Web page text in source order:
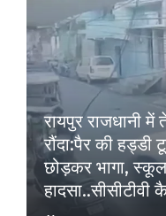
रायपुर राजधानी में
रौंदा:पैर की हड्डी
छोड़कर भागा,